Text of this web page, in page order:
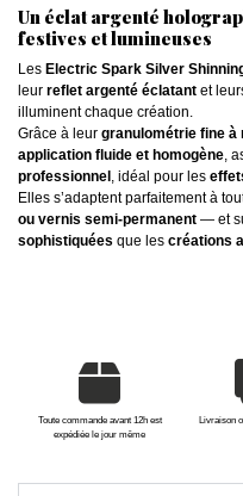
Un éclat argenté
festives et lumineuses
Les Electric Spark Silver
leur reflet argenté éclatant et
illuminent chaque création.
Grâce à leur granulométrie fine à
application fluide et homogène,
professionnel , idéal pour les
Elles s’adaptent parfaitement à
ou vernis semi-permanent — et
sophistiquées que les créations
Toute commande avant 12h est
expédiée le jour même
Livraison